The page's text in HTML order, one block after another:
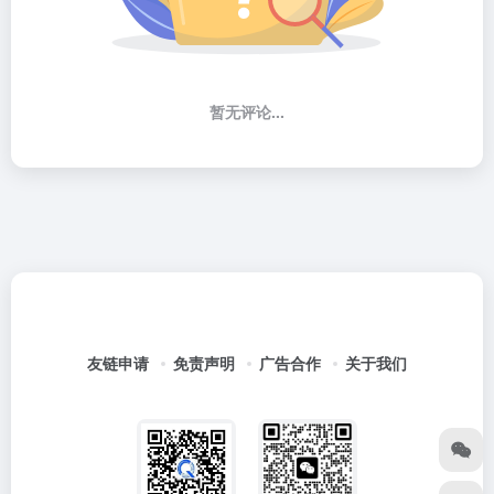
暂无评论...
友链申请 免责声明 广告合作 关于我们